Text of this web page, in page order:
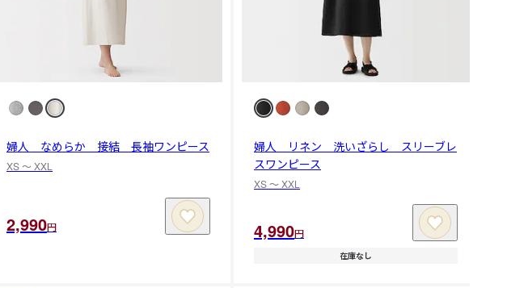
婦人 なめらか 接結 長袖ワンピース
XS 〜 XXL
2,990円
婦人 リネン 洗いざらし スリーブレ
スワンピース
XS 〜 XXL
4,990円
在庫なし